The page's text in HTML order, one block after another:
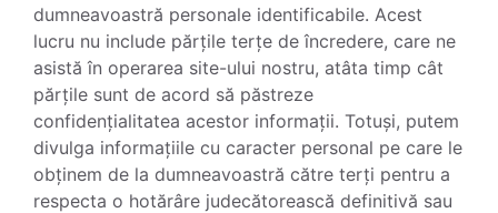
dumneavoastră personale identificabile. Acest
lucru nu include părțile terțe de încredere, care ne
asistă în operarea site-ului nostru, atâta timp cât
părțile sunt de acord să păstreze
confidențialitatea acestor informații. Totuși, putem
divulga informațiile cu caracter personal pe care le
obținem de la dumneavoastră către terți pentru a
respecta o hotărâre judecătorească definitivă sau